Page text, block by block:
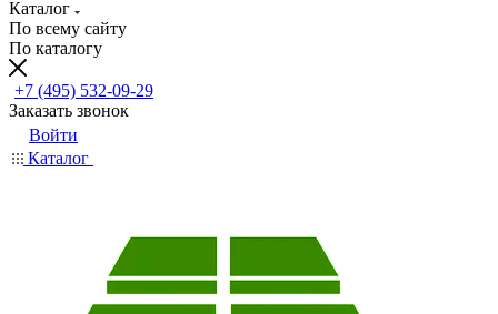
Каталог
По всему сайту
По каталогу
+7 (495) 532-09-29
Заказать звонок
Войти
Каталог